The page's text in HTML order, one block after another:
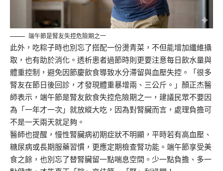
端午節是腎友失控危險期之一
此外， 吃粽子時也別忘了搭配一份燙青菜，不但能增加纖維攝
取，也有助於消化。透析患者過節時則更要注意每日飲水量與
體重控制，避免因節慶飲食導致水分滯留與血壓失控。「很多
腎友在節日後回診， 才發現體重暴增兩、三公斤。」顏正杰醫
師表示，端午節是腎友飲食失控危險期之一 ，建議民眾不要因
為「一年才一次」就放縱大吃，因為對腎臟而言， 處理負擔可
不是一天兩天就足夠 。
醫師也提醒，慢性腎臟病初期症狀不明顯，平時若有高血壓、
糖尿病或長期服藥習慣，更應定期檢查腎功能。端午節享受美
食之餘，也別忘了替腎臟留一點喘息空間。少一點負擔、多一